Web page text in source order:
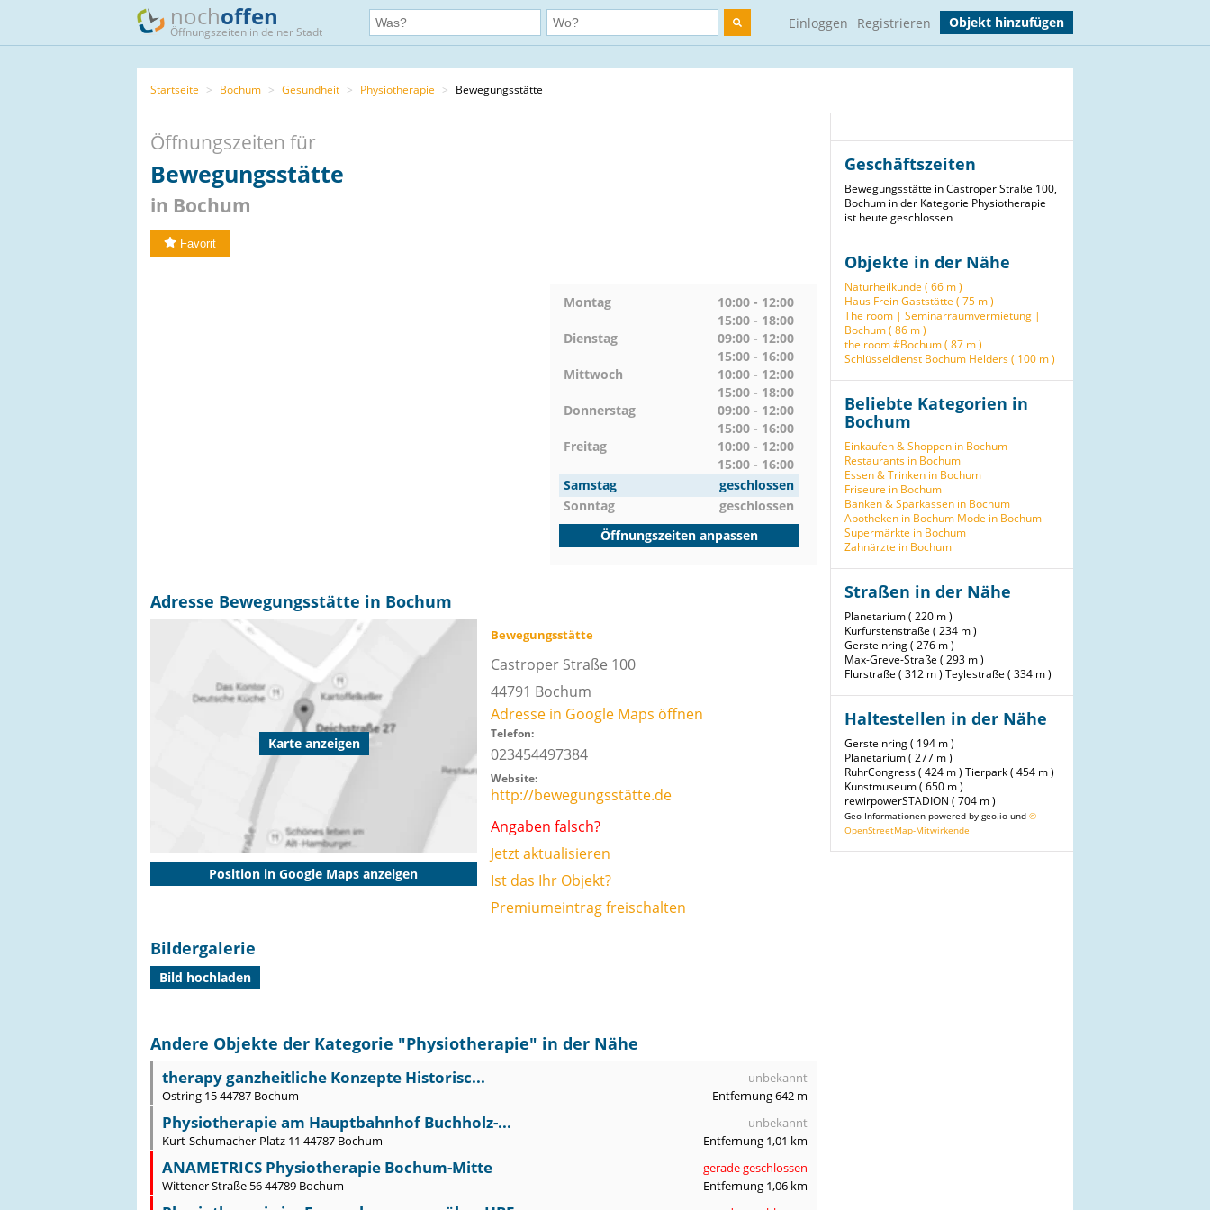
nochoffen
Öffnungszeiten in deiner Stadt
Einloggen Registrieren Objekt hinzufügen
Startseite > Bochum > Gesundheit > Physiotherapie > Bewegungsstätte
Öffnungszeiten für
Bewegungsstätte
in Bochum
Favorit
Montag
10:00 - 12:00
15:00 - 18:00
Dienstag
09:00 - 12:00
15:00 - 16:00
Mittwoch
10:00 - 12:00
15:00 - 18:00
Donnerstag
09:00 - 12:00
15:00 - 16:00
Freitag
10:00 - 12:00
15:00 - 16:00
Samstag
geschlossen
Sonntag
geschlossen
Öffnungszeiten anpassen
Adresse Bewegungsstätte in Bochum
Karte anzeigen
Position in Google Maps anzeigen
Bewegungsstätte
Castroper Straße 100
44791 Bochum
Adresse in Google Maps öffnen
Telefon:
023454497384
Website:
http://bewegungsstätte.de
Angaben falsch?
Jetzt aktualisieren
Ist das Ihr Objekt?
Premiumeintrag freischalten
Bildergalerie
Bild hochladen
Andere Objekte der Kategorie "Physiotherapie" in der Nähe
therapy ganzheitliche Konzepte Historisc...
unbekannt
Ostring 15 44787 Bochum
Entfernung 642 m
Physiotherapie am Hauptbahnhof Buchholz-...
unbekannt
Kurt-Schumacher-Platz 11 44787 Bochum
Entfernung 1,01 km
ANAMETRICS Physiotherapie Bochum-Mitte
gerade geschlossen
Wittener Straße 56 44789 Bochum
Entfernung 1,06 km
Geschäftszeiten
Bewegungsstätte in Castroper Straße 100,
Bochum in der Kategorie Physiotherapie
ist heute geschlossen
Objekte in der Nähe
Naturheilkunde ( 66 m )
Haus Frein Gaststätte ( 75 m )
The room | Seminarraumvermietung |
Bochum ( 86 m )
the room #Bochum ( 87 m )
Schlüsseldienst Bochum Helders ( 100 m )
Beliebte Kategorien in
Bochum
Einkaufen & Shoppen in Bochum
Restaurants in Bochum
Essen & Trinken in Bochum
Friseure in Bochum
Banken & Sparkassen in Bochum
Apotheken in Bochum Mode in Bochum
Supermärkte in Bochum
Zahnärzte in Bochum
Straßen in der Nähe
Planetarium ( 220 m )
Kurfürstenstraße ( 234 m )
Gersteinring ( 276 m )
Max-Greve-Straße ( 293 m )
Flurstraße ( 312 m ) Teylestraße ( 334 m )
Haltestellen in der Nähe
Gersteinring ( 194 m )
Planetarium ( 277 m )
RuhrCongress ( 424 m ) Tierpark ( 454 m )
Kunstmuseum ( 650 m )
rewirpowerSTADION ( 704 m )
Geo-Informationen powered by geo.io und ©
OpenStreetMap-Mitwirkende